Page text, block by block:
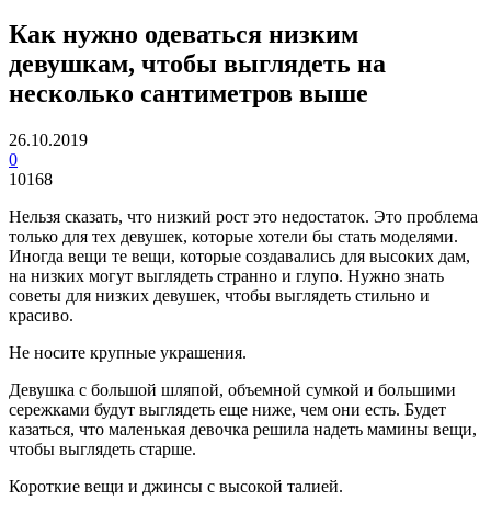
Как нужно одеваться низким
девушкам, чтобы выглядеть на
несколько сантиметров выше
26.10.2019
0
10168
Нельзя сказать, что низкий рост это недостаток. Это проблема
только для тех девушек, которые хотели бы стать моделями.
Иногда вещи те вещи, которые создавались для высоких дам,
на низких могут выглядеть странно и глупо. Нужно знать
советы для низких девушек, чтобы выглядеть стильно и
красиво.
Не носите крупные украшения.
Девушка с большой шляпой, объемной сумкой и большими
сережками будут выглядеть еще ниже, чем они есть. Будет
казаться, что маленькая девочка решила надеть мамины вещи,
чтобы выглядеть старше.
Короткие вещи и джинсы с высокой талией.